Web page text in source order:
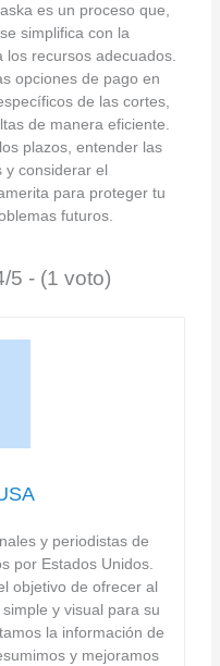
es un proceso que,
simplifica con la
los recursos adecuados.
opciones de pago en
de las cortes,
de manera eficiente.
plazos, entender las
y considerar el
para proteger tu
futuros.
5 - (1 voto)
y periodistas de
por Estados Unidos.
objetivo de ofrecer al
y visual para su
la información de
y mejoramos